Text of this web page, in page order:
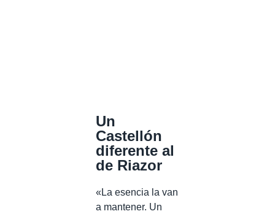
Un
Castellón
diferente al
de Riazor
«La esencia la van
a mantener. Un